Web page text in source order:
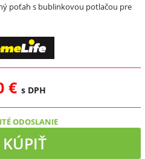
poťah s bublinkovou potlačou pre
€ s DPH
ODOSLANIE
KÚPIŤ